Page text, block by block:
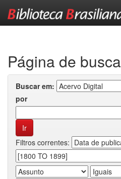
Página de busca
Buscar em:
por
Filtros correntes: